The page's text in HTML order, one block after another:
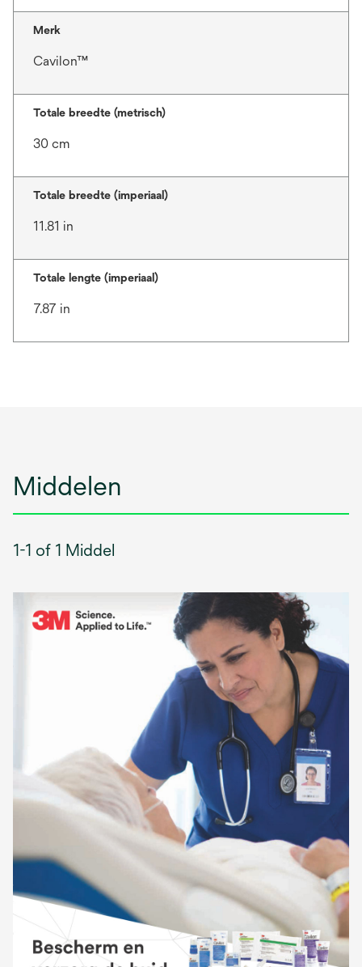
Merk
Cavilon™
Totale breedte (metrisch)
30 cm
Totale breedte (imperiaal)
11.81 in
Totale lengte (imperiaal)
7.87 in
Middelen
1-1 of 1 Middel